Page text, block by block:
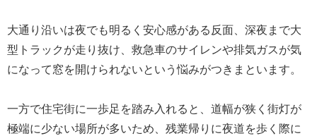
大通り沿いは夜でも明るく安心感がある反面、深夜まで大
型トラックが走り抜け、救急車のサイレンや排気ガスが気
になって窓を開けられないという悩みがつきまといます。
一方で住宅街に一歩足を踏み入れると、道幅が狭く街灯が
極端に少ない場所が多いため、残業帰りに夜道を歩く際に